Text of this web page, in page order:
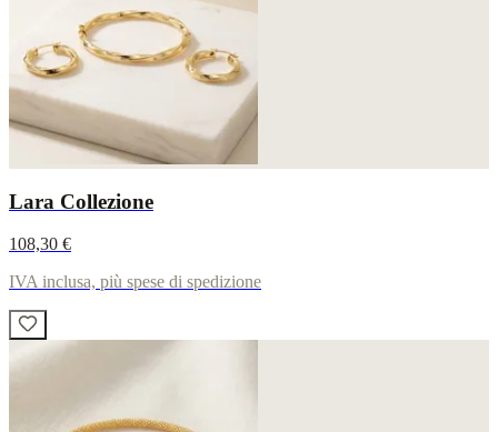
Lara Collezione
108,30 €
IVA inclusa, più spese di spedizione